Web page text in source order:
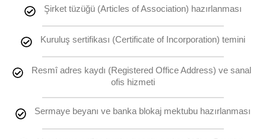
Şirket tüzüğü (Articles of Association) hazırlanması
Kuruluş sertifikası (Certificate of Incorporation) temini
Resmî adres kaydı (Registered Office Address) ve sanal
ofis hizmeti
Sermaye beyanı ve banka blokaj mektubu hazırlanması